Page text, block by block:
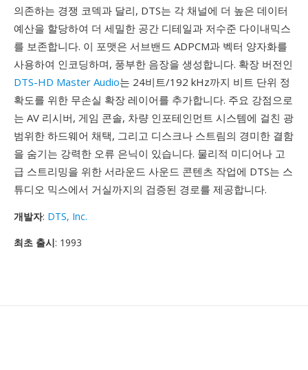
의존하는 경쟁 코덱과 달리, DTS는 각 채널에 더 높은 데이터
예산을 할당하여 더 세밀한 공간 디테일과 저수준 다이내믹스
를 보존합니다. 이 포맷은 서브밴드 ADPCM과 벡터 양자화를
사용하여 인코딩하며, 풍부한 음장을 생성합니다. 확장 버전인
DTS-HD Master Audio는 24비트/192 kHz까지 비트 단위 정
확도를 위한 무손실 확장 레이어를 추가합니다. 주요 강점으로
는 AV 리시버, 게임 콘솔, 차량 인포테인먼트 시스템에 걸친 광
범위한 하드웨어 채택, 그리고 디스크나 스트림의 경미한 결함
을 숨기는 강력한 오류 은닉이 있습니다. 물리적 미디어나 고
급 스트리밍을 위한 서라운드 사운드 콘텐츠 작업에 DTS는 스
튜디오 믹스에서 거실까지의 검증된 경로를 제공합니다.
개발자: DTS, Inc.
최초 출시: 1993